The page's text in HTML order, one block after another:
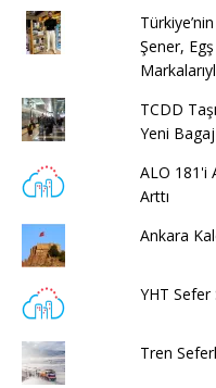
Şener,
TCDD
Yeni
ALO 181'i
Arttı
Ankara
YHT Sefer
Tren